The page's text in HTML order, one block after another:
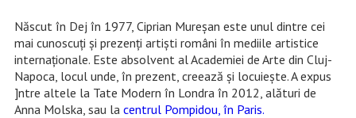
Născut în Dej în 1977, Ciprian Mureșan este unul dintre cei
mai cunoscuți şi prezenți artişti români în mediile artistice
internaţionale. Este absolvent al Academiei de Arte din Cluj-
Napoca, locul unde, în prezent, creează și locuiește. A expus
]ntre altele la Tate Modern în Londra în 2012, alături de
Anna Molska, sau la centrul Pompidou, în Paris.